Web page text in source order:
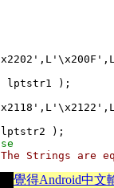
Strings are
覺得Android中文